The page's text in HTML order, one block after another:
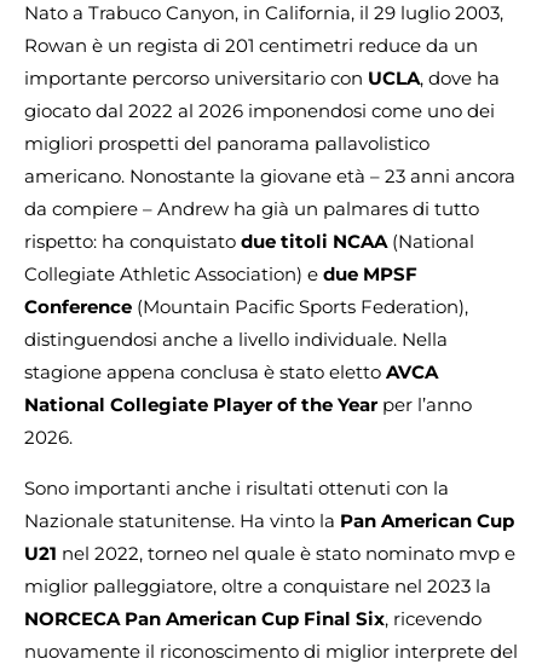
Nato a Trabuco Canyon, in California, il 29 luglio 2003,
Rowan è un regista di 201 centimetri reduce da un
importante percorso universitario con UCLA, dove ha
giocato dal 2022 al 2026 imponendosi come uno dei
migliori prospetti del panorama pallavolistico
americano. Nonostante la giovane età – 23 anni ancora
da compiere – Andrew ha già un palmares di tutto
rispetto: ha conquistato due titoli NCAA(National
Collegiate Athletic Association) e due MPSF
Conference (Mountain Pacific Sports Federation),
distinguendosi anche a livello individuale. Nella
stagione appena conclusa è stato eletto AVCA
National Collegiate Player of the Year per l’anno
2026.
Sono importanti anche i risultati ottenuti con la
Nazionale statunitense. Ha vinto la Pan American Cup
U21 nel 2022, torneo nel quale è stato nominato mvp e
miglior palleggiatore, oltre a conquistare nel 2023 la
NORCECA Pan American Cup Final Six, ricevendo
nuovamente il riconoscimento di miglior interprete del